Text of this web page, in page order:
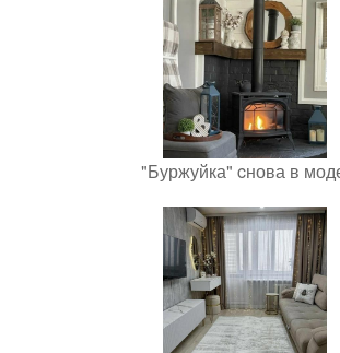
"Буржуйка" cнова в